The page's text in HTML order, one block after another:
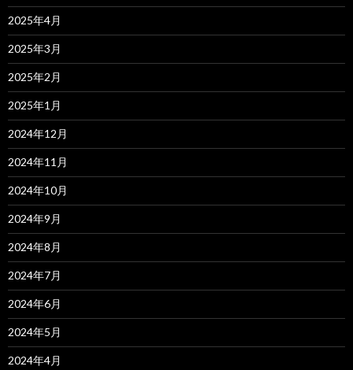
2025年4月
2025年3月
2025年2月
2025年1月
2024年12月
2024年11月
2024年10月
2024年9月
2024年8月
2024年7月
2024年6月
2024年5月
2024年4月